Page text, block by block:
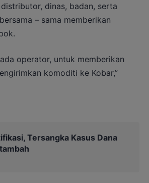
dinas, badan, serta
– sama memberikan
operator, untuk memberikan
komoditi ke Kobar,”
Tersangka Kasus Dana